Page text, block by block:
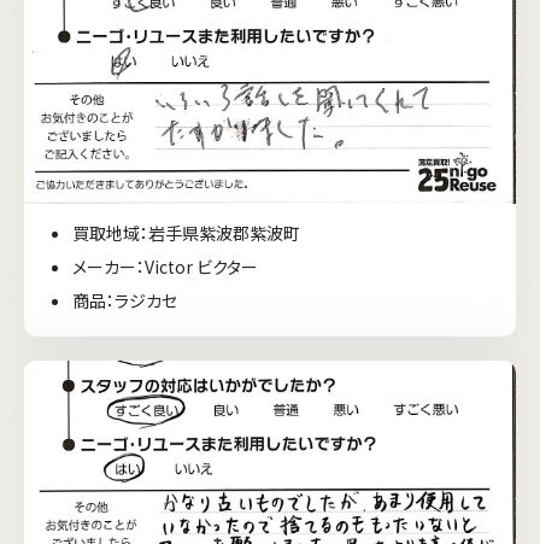
買取地域：岩手県紫波郡紫波町
メーカー：Victor ビクター
商品：ラジカセ